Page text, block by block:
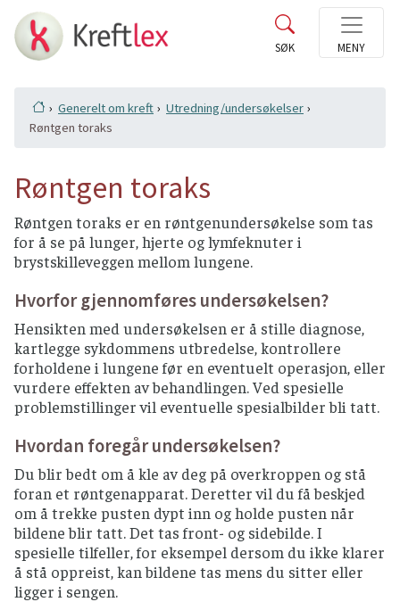
Generelt om kreft
Utredning/undersøkelser
Røntgen toraks
Røntgen toraks
Røntgen toraks er en røntgenundersøkelse som tas
for å se på lunger, hjerte og lymfeknuter i
brystskilleveggen mellom lungene.
Hvorfor gjennomføres undersøkelsen?
Hensikten med undersøkelsen er å stille diagnose,
kartlegge sykdommens utbredelse, kontrollere
forholdene i lungene før en eventuelt operasjon, eller
vurdere effekten av behandlingen. Ved spesielle
problemstillinger vil eventuelle spesialbilder bli tatt.
Hvordan foregår undersøkelsen?
Du blir bedt om å kle av deg på overkroppen og stå
foran et røntgenapparat. Deretter vil du få beskjed
om å trekke pusten dypt inn og holde pusten når
bildene blir tatt. Det tas front- og sidebilde. I
spesielle tilfeller, for eksempel dersom du ikke klarer
å stå oppreist, kan bildene tas mens du sitter eller
ligger i sengen.